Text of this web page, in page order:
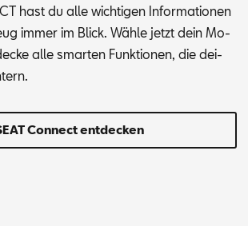
hast du alle wich­ti­gen In­for­ma­tio­nen
im­mer im Blick. Wäh­le jetzt dein Mo­
alle smar­ten Funk­tio­nen, die dei­
Connect entdecken